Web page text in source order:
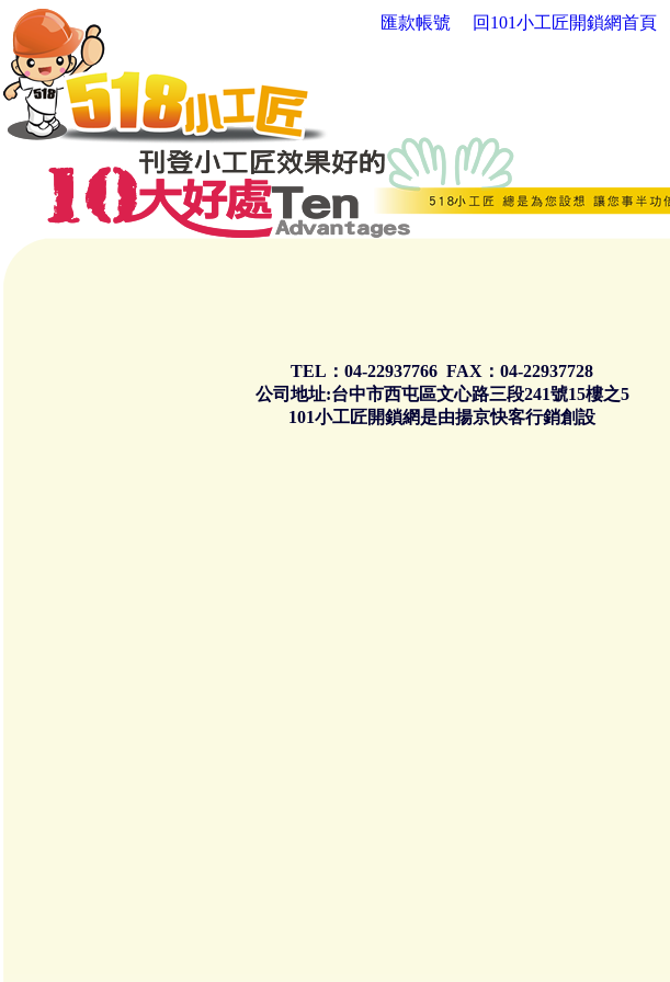
匯款帳號 回101小工匠開鎖網首頁
TEL：04-22937766 FAX：04-22937728
公司地址:台中市西屯區文心路三段241號15樓之5
101小工匠開鎖網是由揚京快客行銷創設